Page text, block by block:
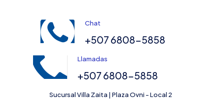
Chat
+507 6808-5858
Llamadas
+507 6808-5858
Sucursal Villa Zaita | Plaza Ovni - Local 2